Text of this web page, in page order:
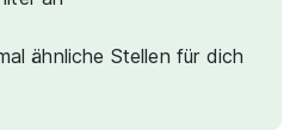
ähnliche Stellen für dich